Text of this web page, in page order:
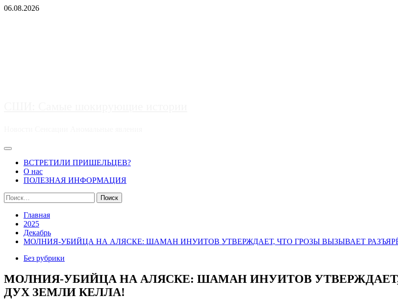
Перейти
06.08.2026
Основное
ВСТРЕТИЛИ ПРИШЕЛЬЦЕВ?
О нас
ПОЛЕЗНАЯ ИНФОРМАЦИЯ
Найти:
Главная
2025
Декабрь
МОЛНИЯ-УБИЙЦА НА АЛЯСКЕ: ШАМАН ИНУИТОВ УТВЕРЖДАЕТ, ЧТО ГРОЗЫ ВЫЗЫВАЕТ
Без рубрики
МОЛНИЯ-УБИЙЦА НА АЛЯСКЕ: ШАМАН ИНУИТОВ
ДУХ ЗЕМЛИ КЕЛЛА!